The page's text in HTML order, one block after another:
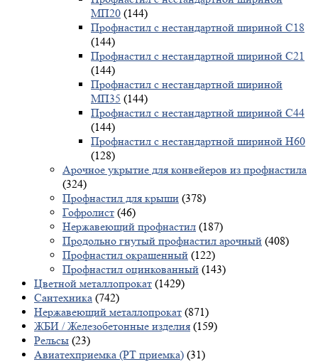
МП20 (144)
Профнастил с нестандартной шириной С18
(144)
Профнастил с нестандартной шириной С21
(144)
Профнастил с нестандартной шириной
МП35 (144)
Профнастил с нестандартной шириной С44
(144)
Профнастил с нестандартной шириной Н60
(128)
Арочное укрытие для конвейеров из профнастила
(324)
Профнастил для крыши (378)
Гофролист (46)
Нержавеющий профнастил (187)
Продольно гнутый профнастил арочный (408)
Профнастил окрашенный (122)
Профнастил оцинкованный (143)
Цветной металлопрокат (1429)
Сантехника (742)
Нержавеющий металлопрокат (871)
ЖБИ / Железобетонные изделия (159)
Рельсы (23)
Авиатехприемка (РТ приемка) (31)